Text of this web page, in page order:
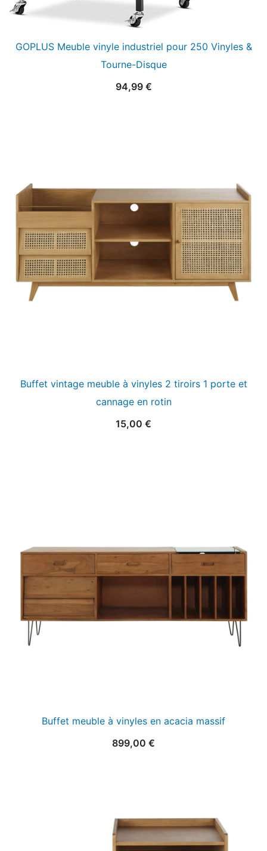
GOPLUS Meuble vinyle industriel pour 250 Vinyles &
Tourne-Disque
94,99 €
Buffet vintage meuble à vinyles 2 tiroirs 1 porte et
cannage en rotin
15,00 €
Buffet meuble à vinyles en acacia massif
899,00 €